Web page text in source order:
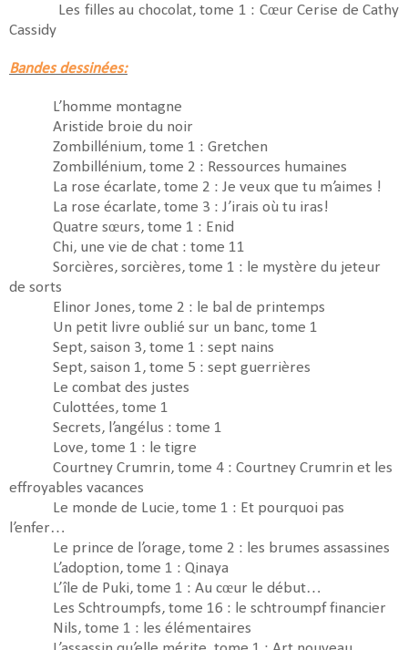
Les filles au chocolat, tome 1 : Cœur Cerise de Cathy
Cassidy
Bandes dessinées:
L’homme montagne
Aristide broie du noir
Zombillénium, tome 1 : Gretchen
Zombillénium, tome 2 : Ressources humaines
La rose écarlate, tome 2 : Je veux que tu m’aimes !
La rose écarlate, tome 3 : J’irais où tu iras!
Quatre sœurs, tome 1 : Enid
Chi, une vie de chat : tome 11
Sorcières, sorcières, tome 1 : le mystère du jeteur
de sorts
Elinor Jones, tome 2 : le bal de printemps
Un petit livre oublié sur un banc, tome 1
Sept, saison 3, tome 1 : sept nains
Sept, saison 1, tome 5 : sept guerrières
Le combat des justes
Culottées, tome 1
Secrets, l’angélus : tome 1
Love, tome 1 : le tigre
Courtney Crumrin, tome 4 : Courtney Crumrin et les
effroyables vacances
Le monde de Lucie, tome 1 : Et pourquoi pas
l’enfer…
Le prince de l’orage, tome 2 : les brumes assassines
L’adoption, tome 1 : Qinaya
L’île de Puki, tome 1 : Au cœur le début…
Les Schtroumpfs, tome 16 : le schtroumpf financier
Nils, tome 1 : les élémentaires